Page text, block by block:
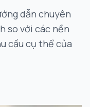
dẫn chuyên
so với các nền
cầu cụ thể của